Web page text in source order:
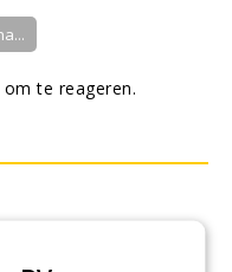
te reageren.